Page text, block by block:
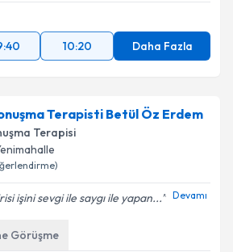
10:20 Daha Fazla
Terapisti Betül Öz Erdem
Terapisi
işini sevgi ile saygı ile yapan... Devamı
Görüşme